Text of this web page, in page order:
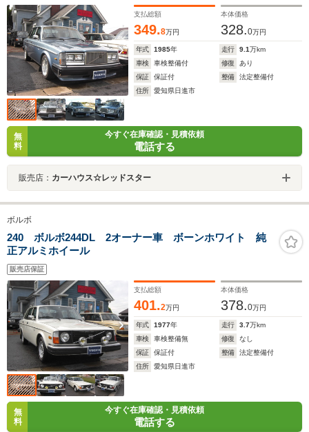
ートヒーター/ETC
支払総額
349.8万円
本体価格
328.0万円
年式 1985年 走行 9.1万km
車検
車検整備付 修復
あり
保証
保証付 整備
法定整備付
住所
愛知県日進市
無
料
今すぐ在庫確認・見積依頼
電話する
販売店： カーハウス☆レッドスター
ボルボ
240 ボルボ244DL 2オーナー車 ボーンホワイト 純
正アルミホイール
販売店保証
支払総額
401.2万円
本体価格
378.0万円
年式 1977年 走行 3.7万km
車検
車検整備無 修復
なし
保証
保証付 整備
法定整備付
住所
愛知県日進市
無
料
今すぐ在庫確認・見積依頼
電話する